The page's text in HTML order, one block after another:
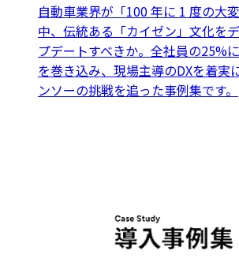
自動車業界が「100 年に 1 度の大
中、伝統ある「カイゼン」文化を
プデートすべきか。全社員の25%
を巻き込み、現場主導のDXを着実
ンソーの挑戦を追った事例集です。